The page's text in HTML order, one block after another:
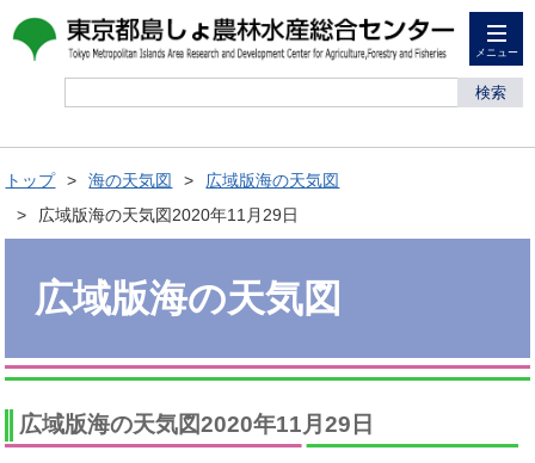
メニュー
検索
トップ 海の天気図
広域版海の天気図
広域版海の天気図2020年11月29日
広域版海の天気図
広域版海の天気図2020年11月29日